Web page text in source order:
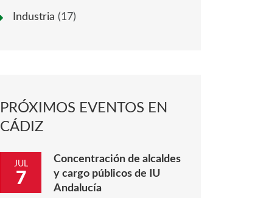
Industria (17)
PRÓXIMOS EVENTOS EN
CÁDIZ
JUL
7
Concentración de alcaldes
y cargo públicos de IU
Andalucía